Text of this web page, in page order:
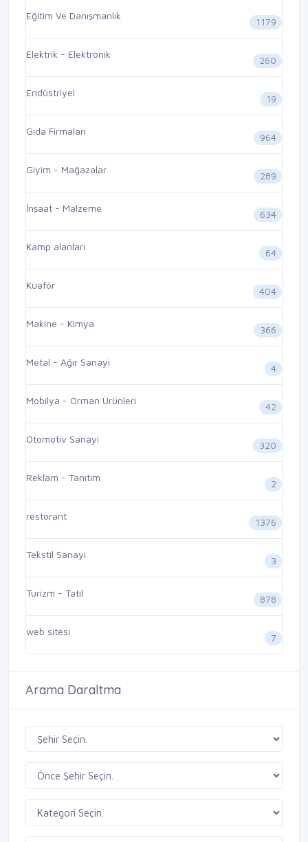
Eğitim Ve Danışmanlık
1179
Elektrik - Elektronik
260
Endüstriyel
19
Gıda Firmaları
964
Giyim - Mağazalar
289
İnşaat - Malzeme
634
Kamp alanları
64
Kuaför
404
Makine - Kimya
366
Metal - Ağır Sanayi
4
Mobilya - Orman Ürünleri
42
Otomotiv Sanayi
320
Reklam - Tanıtım
2
restorant
1376
Tekstil Sanayi
3
Turizm - Tatil
878
web sitesi
7
Arama Daraltma